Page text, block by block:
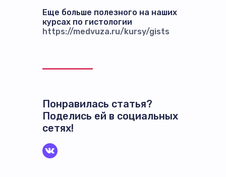
Еще больше полезного на наших
курсах по гистологии
https://medvuza.ru/kursy/gists
Понравилась статья?
Поделись ей в социальных
сетях!